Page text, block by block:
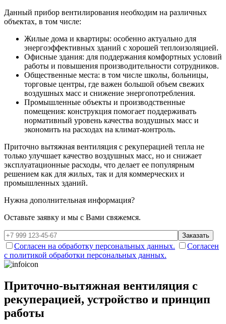
Данный прибор вентилирования необходим на различных
объектах, в том числе:
Жилые дома и квартиры: особенно актуально для
энергоэффективных зданий с хорошей теплоизоляцией.
Офисные здания: для поддержания комфортных условий
работы и повышения производительности сотрудников.
Общественные места: в том числе школы, больницы,
торговые центры, где важен большой объем свежих
воздушных масс и снижение энергопотребления.
Промышленные объекты и производственные
помещения: конструкция помогает поддерживать
нормативный уровень качества воздушных масс и
экономить на расходах на климат-контроль.
Приточно вытяжная вентиляция с рекуперацией тепла не
только улучшает качество воздушных масс, но и снижает
эксплуатационные расходы, что делает ее популярным
решением как для жилых, так и для коммерческих и
промышленных зданий.
Нужна дополнительная информация?
Оставьте заявку и мы с Вами свяжемся.
Заказать
Согласен на обработку персональных данных.
Согласен
с политикой обработки персональных данных.
Приточно-вытяжная вентиляция с
рекуперацией, устройство и принцип
работы